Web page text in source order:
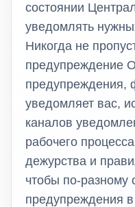
состоянии
уведомлять
Никогда не
предупреждение
предупреждения,
уведомляет вас,
каналов
рабочего
дежурства и
чтобы по-разному
предупреждения